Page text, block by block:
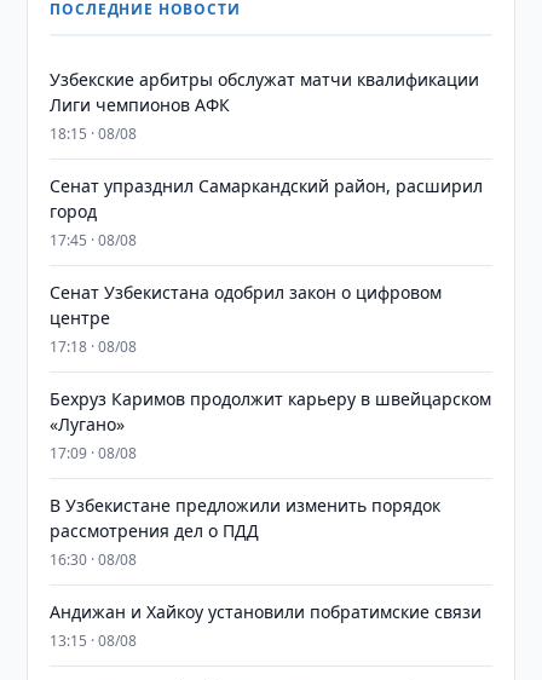
ПОСЛЕДНИЕ НОВОСТИ
Узбекские арбитры обслужат матчи квалификации
Лиги чемпионов АФК
18:15 · 08/08
Сенат упразднил Самаркандский район, расширил
город
17:45 · 08/08
Сенат Узбекистана одобрил закон о цифровом
центре
17:18 · 08/08
Бехруз Каримов продолжит карьеру в швейцарском
«Лугано»
17:09 · 08/08
В Узбекистане предложили изменить порядок
рассмотрения дел о ПДД
16:30 · 08/08
Андижан и Хайкоу установили побратимские связи
13:15 · 08/08